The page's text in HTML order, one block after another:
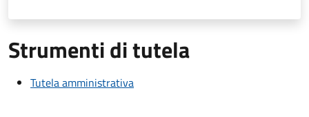
Strumenti di tutela
Tutela amministrativa